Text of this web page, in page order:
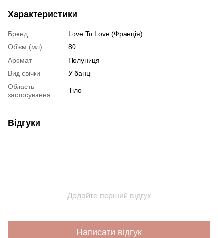
Характеристики
Бренд
Love To Love (Франція)
Об'єм (мл)
80
Аромат
Полуниця
Вид свічки
У банці
Область
застосування
Тіло
Відгуки
Додайте перший відгук
Написати відгук